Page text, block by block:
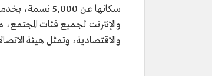
سكانها عن
والإنترنت لجميع فئات المجتمع،
والاقتصادية، وتمثل هيئة